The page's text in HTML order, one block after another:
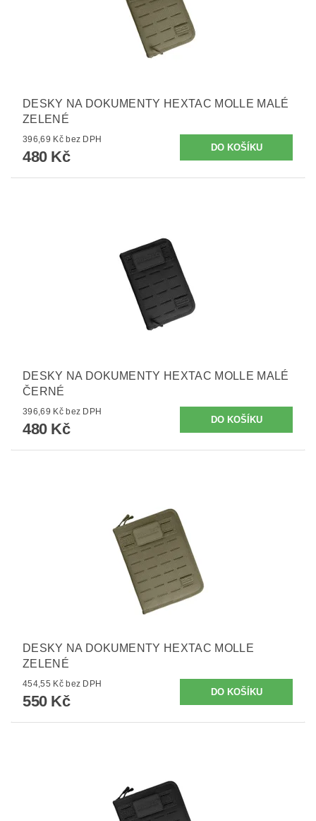
DESKY NA DOKUMENTY HEXTAC MOLLE MALÉ
ZELENÉ
396,69 Kč bez DPH
480 Kč
DESKY NA DOKUMENTY HEXTAC MOLLE MALÉ
ČERNÉ
396,69 Kč bez DPH
480 Kč
DESKY NA DOKUMENTY HEXTAC MOLLE
ZELENÉ
454,55 Kč bez DPH
550 Kč